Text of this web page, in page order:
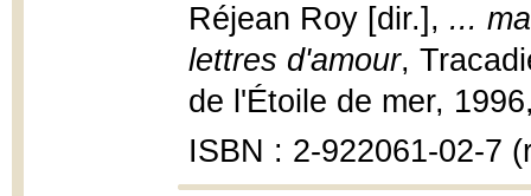
Réjean Roy [dir.], ...
lettres d'amour,
de l'Étoile de mer,
ISBN : 2-922061-02-7